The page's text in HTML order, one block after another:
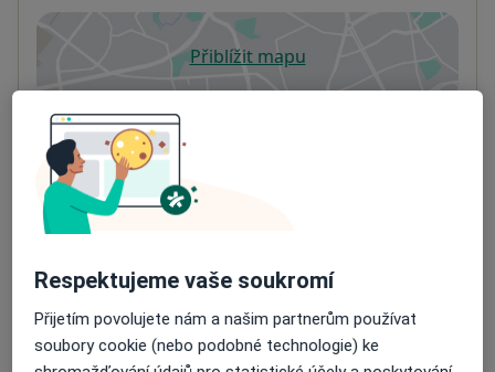
Přiblížit mapuse otevře v nové záložce
Dostupnost
Na této adrese online kalendář není aktivní
Co mám v takové situaci udělat?
Způsoby platby (soukromé návštěvy)
Detaily
Víceo adrese
Respektujeme vaše soukromí
Přijetím povolujete nám a našim partnerům používat
soubory cookie (nebo podobné technologie) ke